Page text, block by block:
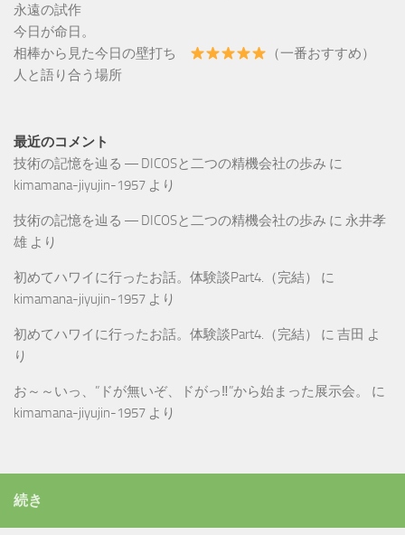
永遠の試作
今日が命日。
相棒から見た今日の壁打ち
（一番おすすめ）
人と語り合う場所
最近のコメント
技術の記憶を辿る ― DICOSと二つの精機会社の歩み に
kimamana-jiyujin-1957 より
技術の記憶を辿る ― DICOSと二つの精機会社の歩み に 永井孝
雄 より
初めてハワイに行ったお話。体験談Part4.（完結）
に
kimamana-jiyujin-1957 より
初めてハワイに行ったお話。体験談Part4.（完結） に 吉田 よ
り
お～～いっ、”ドが無いぞ、ドがっ‼”から始まった展示会。
に
kimamana-jiyujin-1957 より
続き